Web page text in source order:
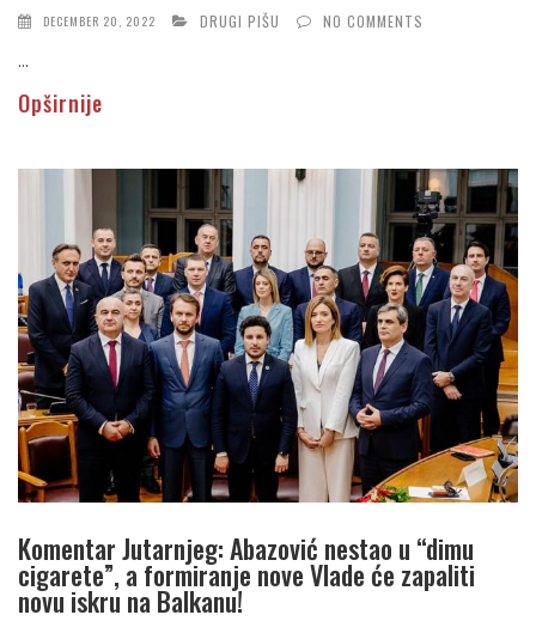
DECEMBER 20, 2022 DRUGI PIŠU NO COMMENTS
...
Opširnije
Komentar Jutarnjeg: Abazović nestao u “dimu
cigarete”, a formiranje nove Vlade će zapaliti
novu iskru na Balkanu!